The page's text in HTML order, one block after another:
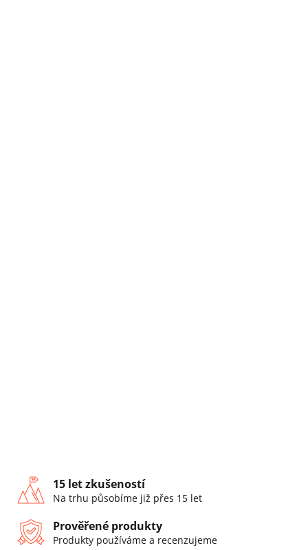
15 let zkušeností
Na trhu působíme již přes 15 let
Prověřené produkty
Produkty používáme a recenzujeme